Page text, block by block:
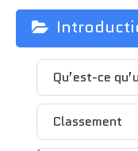
Qu’est-ce
Classement